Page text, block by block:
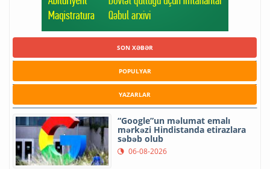
SON XƏBƏR
POPULYAR
YAZARLAR
“Google”un məlumat emalı
mərkəzi Hindistanda etirazlara
səbəb olub
06-08-2026